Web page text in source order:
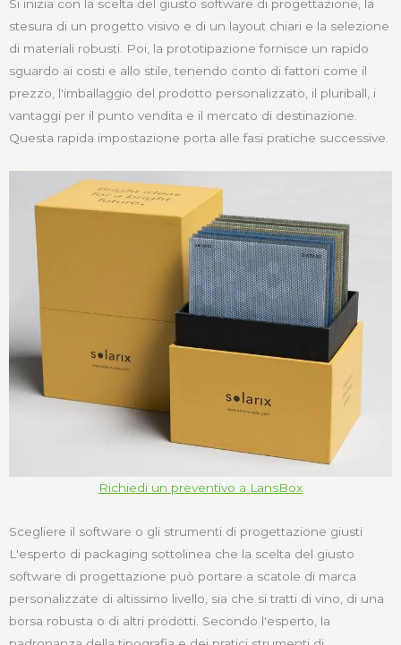
Si inizia con la scelta del giusto software di progettazione, la
stesura di un progetto visivo e di un layout chiari e la selezione
di materiali robusti. Poi, la prototipazione fornisce un rapido
sguardo ai costi e allo stile, tenendo conto di fattori come il
prezzo, l'imballaggio del prodotto personalizzato, il pluriball, i
vantaggi per il punto vendita e il mercato di destinazione.
Questa rapida impostazione porta alle fasi pratiche successive.
Richiedi un preventivo a LansBox
Scegliere il software o gli strumenti di progettazione giusti
L'esperto di packaging sottolinea che la scelta del giusto
software di progettazione può portare a scatole di marca
personalizzate di altissimo livello, sia che si tratti di vino, di una
borsa robusta o di altri prodotti. Secondo l'esperto, la